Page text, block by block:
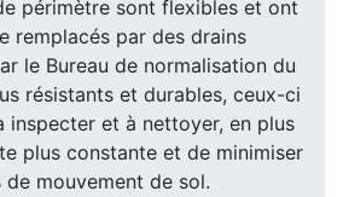
périmètre sont flexibles et ont
remplacés par des drains
le Bureau de normalisation du
résistants et durables, ceux-ci
inspecter et à nettoyer, en plus
plus constante et de minimiser
de mouvement de sol.